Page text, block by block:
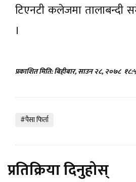
टिएनटी कलेजमा तालाबन्दी
।
प्रकाशित मिति: बिहीबार, साउन २८, २०७८
#पैसा फिर्ता
प्रतिक्रिया दिनुहोस्